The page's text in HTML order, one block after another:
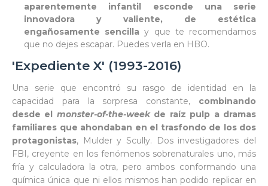
aparentemente infantil esconde una serie
innovadora y valiente, de estética
engañosamente sencilla y que te recomendamos
que no dejes escapar. Puedes verla en HBO.
'Expediente X' (1993-2016)
Una serie que encontró su rasgo de identidad en la
capacidad para la sorpresa constante, combinando
desde el monster-of-the-weekde raíz pulp a dramas
familiares que ahondaban en el trasfondo de los dos
protagonistas, Mulder y Scully. Dos investigadores del
FBI, creyente en los fenómenos sobrenaturales uno, más
fría y calculadora la otra, pero ambos conformando una
química única que ni ellos mismos han podido replicar en